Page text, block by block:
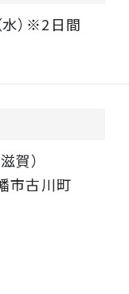
水）※2日間
賀）
市古川町